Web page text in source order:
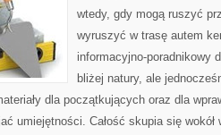
wtedy, gdy mogą ruszyć
wyruszyć w trasę autem
informacyjno-poradnikowy
bliżej natury, ale
dla początkujących oraz dla
umiejętności. Całość skupia się